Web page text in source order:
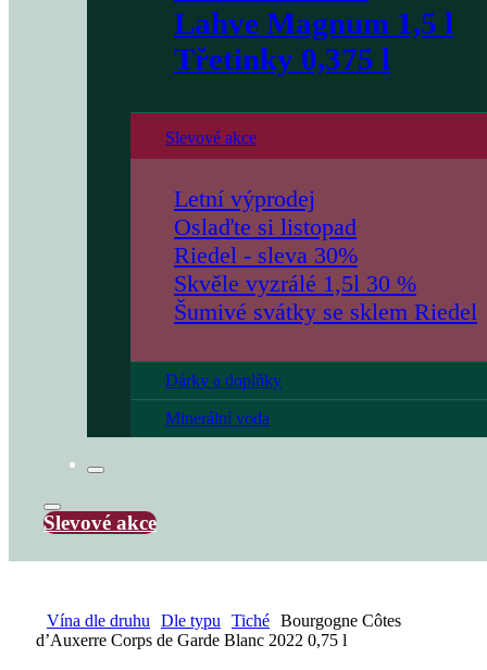
Lahve Magnum 1,5 l
Třetinky 0,375 l
Slevové akce
Letní výprodej
Oslaďte si listopad
Riedel - sleva 30%
Skvěle vyzrálé 1,5l 30 %
Šumivé svátky se sklem Riedel
Dárky a doplňky
Minerální voda
Slevové akce
Vína dle druhu Dle typu Tiché Bourgogne Côtes
d’Auxerre Corps de Garde Blanc 2022 0,75 l